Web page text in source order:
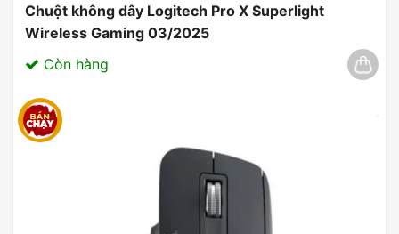
Chuột không dây Logitech Pro X Superlight
Wireless Gaming 03/2025
Còn hàng